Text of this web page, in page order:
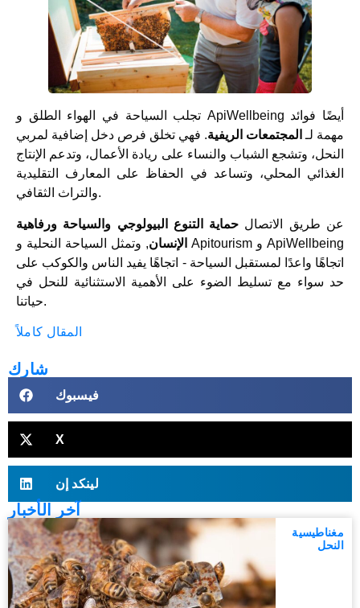
تجلب السياحة في الهواء الطلق و ApiWellbeing أيضًا فوائد
مهمة لـ المجتمعات الريفية. فهي تخلق فرص دخل إضافية لمربي
النحل، وتشجع الشباب والنساء على ريادة الأعمال، وتدعم الإنتاج
الغذائي المحلي، وتساعد في الحفاظ على المعارف التقليدية
والتراث الثقافي.
عن طريق الاتصال حماية التنوع البيولوجي والسياحة ورفاهية
الإنسان, وتمثل السياحة النحلية و Apitourism و ApiWellbeing
اتجاهًا واعدًا لمستقبل السياحة - اتجاهًا يفيد الناس والكوكب على
حد سواء مع تسليط الضوء على الأهمية الاستثنائية للنحل في
حياتنا.
المقال كاملاً
شارك
فيسبوك
X
لينكد إن
آخر الأخبار
مغناطيسية
النحل